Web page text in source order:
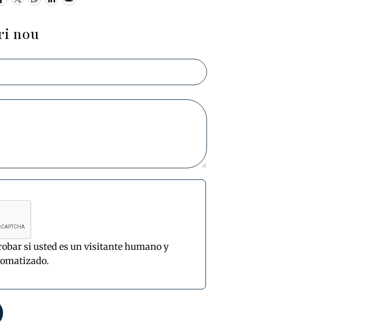
nou
si usted es un visitante humano y